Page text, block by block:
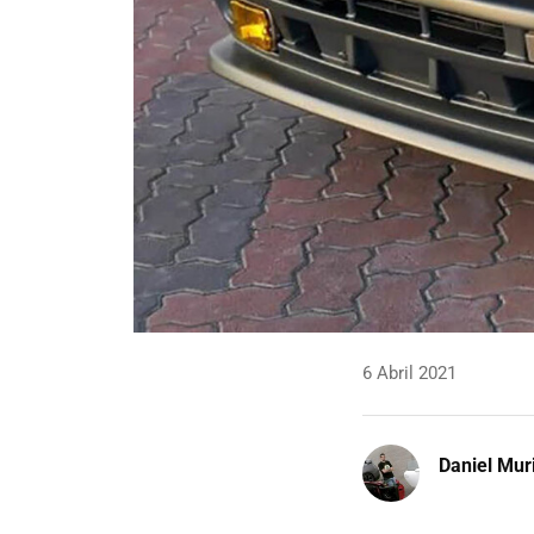
6 Abril 2021
Daniel